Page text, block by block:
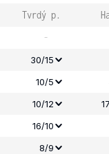
Tvrdý p.
-
30/15
10/5
10/12
16/10
8/9